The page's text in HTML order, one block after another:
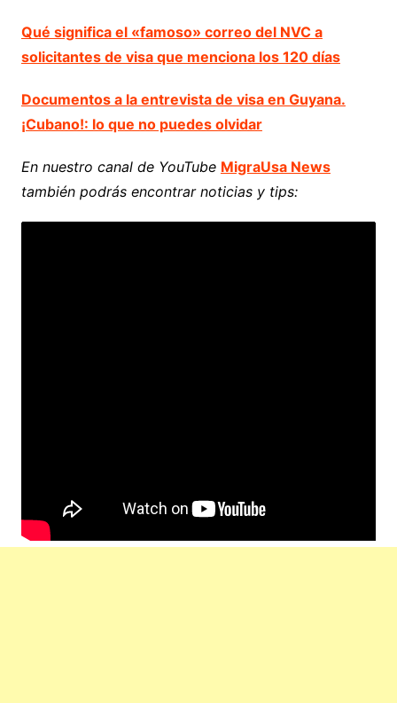
Qué significa el «famoso» correo del NVC a
solicitantes de visa que menciona los 120 días
Documentos a la entrevista de visa en Guyana.
¡Cubano!: lo que no puedes olvidar
En nuestro canal de YouTube MigraUsa News
también podrás encontrar noticias y tips: